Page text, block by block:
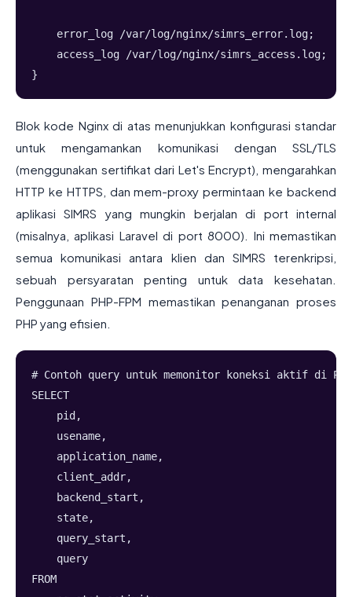
    error_log /var/log/nginx/simrs_error.log;
    access_log /var/log/nginx/simrs_access.log;
}
Blok kode Nginx di atas menunjukkan konfigurasi standar
untuk mengamankan komunikasi dengan SSL/TLS
(menggunakan sertifikat dari Let's Encrypt), mengarahkan
HTTP ke HTTPS, dan mem-proxy permintaan ke backend
aplikasi SIMRS yang mungkin berjalan di port internal
(misalnya, aplikasi Laravel di port 8000). Ini memastikan
semua komunikasi antara klien dan SIMRS terenkripsi,
sebuah persyaratan penting untuk data kesehatan.
Penggunaan PHP-FPM memastikan penanganan proses
PHP yang efisien.
# Contoh query untuk memonitor koneksi aktif di
SELECT
    pid,
    usename,
    application_name,
    client_addr,
    backend_start,
    state,
    query_start,
    query
FROM